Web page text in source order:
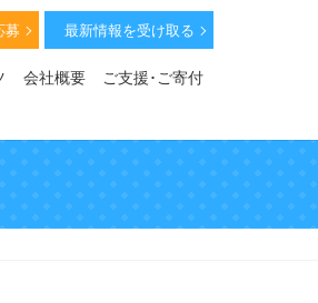
募 最新情報を受け取る
会社概要 ご支援･ご寄付